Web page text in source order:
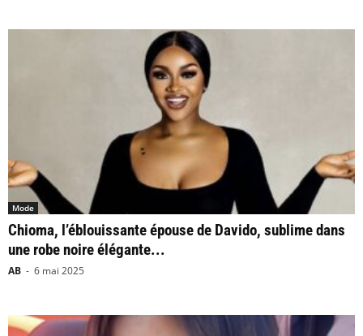
Mode
Chioma, l’éblouissante épouse de Davido, sublime dans
une robe noire élégante...
AB - 6 mai 2025